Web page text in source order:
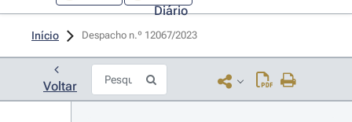
Diário
Início Despacho n.º 12067/2023
Voltar